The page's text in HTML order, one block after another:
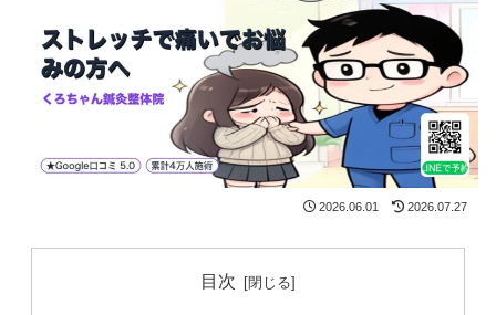
2026.06.01 2026.07.27
目次